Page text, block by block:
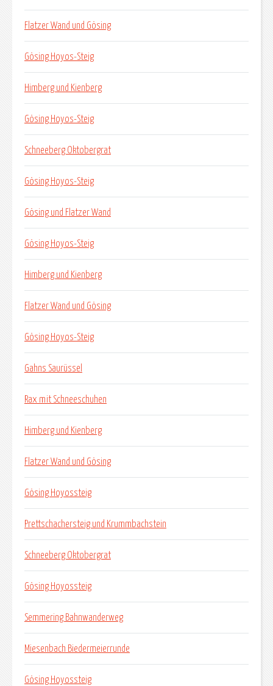
Flatzer Wand und Gösing
Gösing Hoyos-Steig
Himberg und Kienberg
Gösing Hoyos-Steig
Schneeberg Oktobergrat
Gösing Hoyos-Steig
Gösing und Flatzer Wand
Gösing Hoyos-Steig
Himberg und Kienberg
Flatzer Wand und Gösing
Gösing Hoyos-Steig
Gahns Saurüssel
Rax mit Schneeschuhen
Himberg und Kienberg
Flatzer Wand und Gösing
Gösing Hoyossteig
Prettschachersteig und Krummbachstein
Schneeberg Oktobergrat
Gösing Hoyossteig
Semmering Bahnwanderweg
Miesenbach Biedermeierrunde
Gösing Hoyossteig